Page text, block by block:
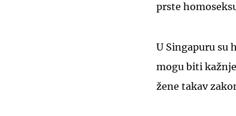
prste
U Singapuru su
mogu biti
žene takav